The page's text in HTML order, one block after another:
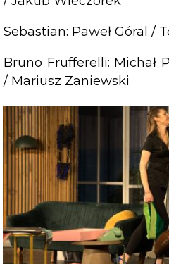
Sebastian: Paweł Góral /
Bruno Frufferelli: Michał
/ Mariusz Zaniewski